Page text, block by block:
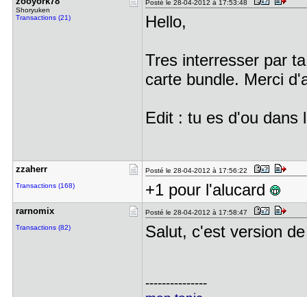
Shoryuken
Transactions (21)
Posté le 28-04-2012 à 17:53:48
Hello,
Tres interresser par
carte bundle. Merci
Edit : tu es d'ou dans
zzaherr
Transactions (168)
Posté le 28-04-2012 à 17:56:22
+1 pour l'alucard
rarnomix
Transactions (82)
Posté le 28-04-2012 à 17:58:47
Salut, c'est version
---------------